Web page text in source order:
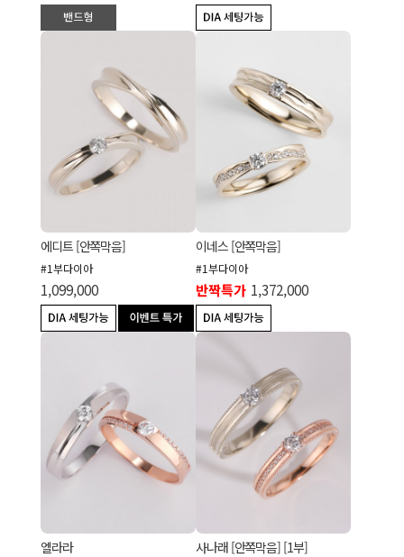
에디트 [안쪽막음]
#1부다이아
1,099,000
이네스 [안쪽막음]
#1부다이아
반짝특가 1,372,000
엘라라 사나래 [안쪽막음] [1부]